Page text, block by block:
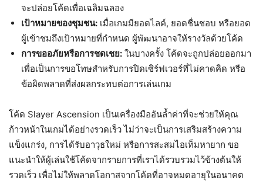
จะปล่อยโค้ดเพื่อเฉลิมฉลอง
เป้าหมายของชุมชน: เมื่อเกมมียอดไลค์, ยอดชื่นชอบ หรือยอด
ผู้เข้าชมถึงเป้าหมายที่กำหนด ผู้พัฒนาอาจให้รางวัลด้วยโค้ด
การขออภัยหรือการชดเชย: ในบางครั้ง โค้ดจะถูกปล่อยออกมา
เพื่อเป็นการขอโทษสำหรับการปิดเซิร์ฟเวอร์ที่ไม่คาดคิด หรือ
ข้อผิดพลาดที่ส่งผลกระทบต่อการเล่นเกม
โค้ด Slayer Ascension เป็นเครื่องมืออันล้ำค่าที่จะช่วยให้คุณ
ก้าวหน้าในเกมได้อย่างรวดเร็ว ไม่ว่าจะเป็นการเสริมสร้างความ
แข็งแกร่ง, การได้รับอาวุธใหม่ หรือการสะสมไอเท็มหายาก ขอ
แนะนำให้ผู้เล่นใช้โค้ดจากรายการที่เราได้รวบรวมไว้ข้างต้นให้
รวดเร็ว เพื่อไม่ให้พลาดโอกาสจากโค้ดที่อาจหมดอายุในอนาคต